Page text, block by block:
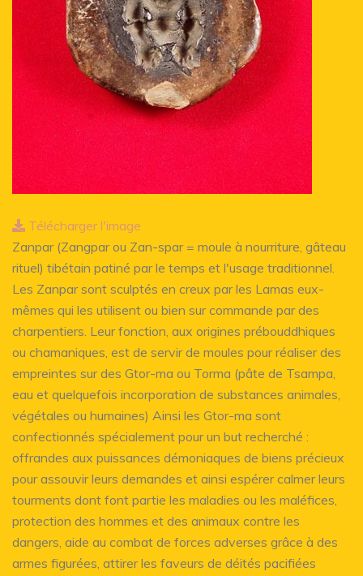
Télécharger l'image
Zanpar (Zangpar ou Zan-spar = moule à nourriture, gâteau
rituel) tibétain patiné par le temps et l'usage traditionnel.
Les Zanpar sont sculptés en creux par les Lamas eux-
mêmes qui les utilisent ou bien sur commande par des
charpentiers. Leur fonction, aux origines prébouddhiques
ou chamaniques, est de servir de moules pour réaliser des
empreintes sur des Gtor-ma ou Torma (pâte de Tsampa,
eau et quelquefois incorporation de substances animales,
végétales ou humaines) Ainsi les Gtor-ma sont
confectionnés spécialement pour un but recherché :
offrandes aux puissances démoniaques de biens précieux
pour assouvir leurs demandes et ainsi espérer calmer leurs
tourments dont font partie les maladies ou les maléfices,
protection des hommes et des animaux contre les
dangers, aide au combat de forces adverses grâce à des
armes figurées, attirer les faveurs de déités pacifiées